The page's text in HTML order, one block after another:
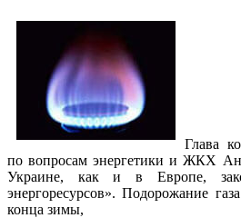
Глава
по вопросам энергетики и ЖКХ
Украине, как и в Европе,
энергоресурсов». Подорожание
конца зимы,